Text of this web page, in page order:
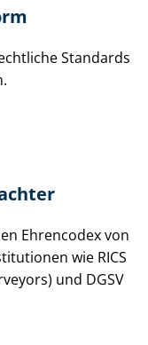
Standards
Ehrencodex von
wie RICS
und DGSV